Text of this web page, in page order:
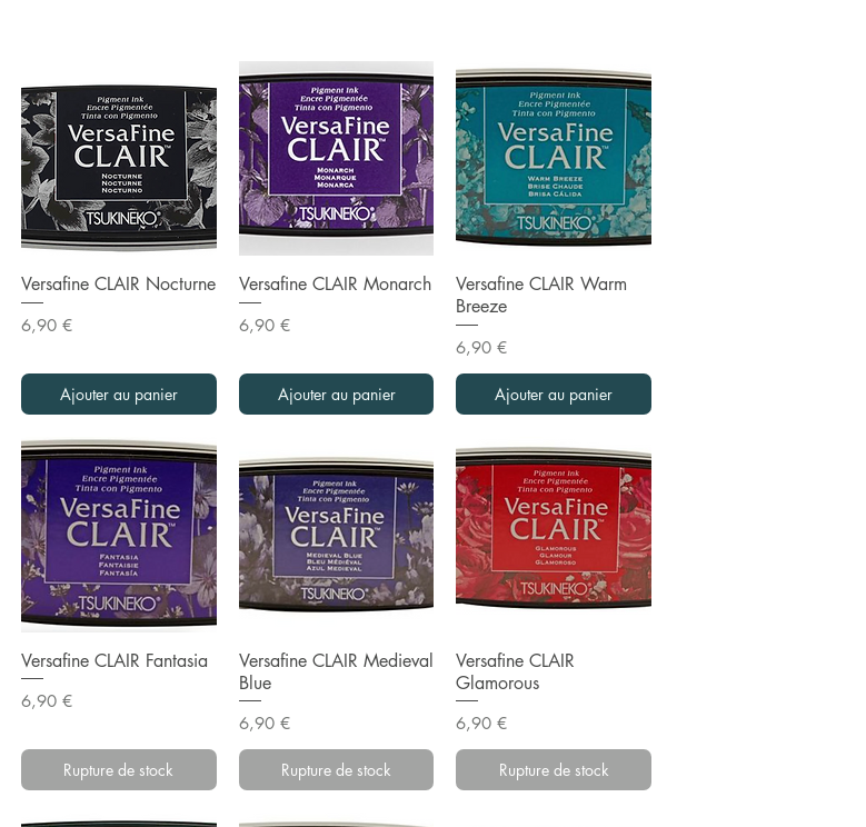
Aperçu rapide
Versafine CLAIR Nocturne
Prix
6,90 €
Ajouter au panier
Aperçu rapide
Versafine CLAIR Monarch
Prix
6,90 €
Ajouter au panier
Aperçu rapide
Versafine CLAIR Warm
Breeze
Prix
6,90 €
Ajouter au panier
Aperçu rapide
Versafine CLAIR Fantasia
Prix
6,90 €
Rupture de stock
Aperçu rapide
Versafine CLAIR Medieval
Blue
Prix
6,90 €
Rupture de stock
Aperçu rapide
Versafine CLAIR
Glamorous
Prix
6,90 €
Rupture de stock